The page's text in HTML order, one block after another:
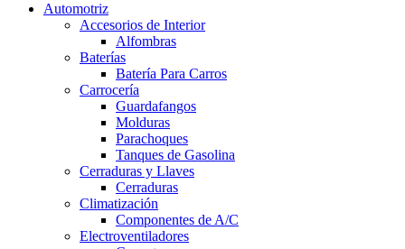
Automotriz
Accesorios de Interior
Alfombras
Baterías
Batería Para Carros
Carrocería
Guardafangos
Molduras
Parachoques
Tanques de Gasolina
Cerraduras y Llaves
Cerraduras
Climatización
Componentes de A/C
Electroventiladores